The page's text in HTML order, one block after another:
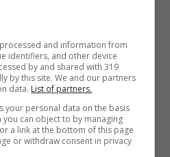
dell’entrata in
del Modulo Lunare
e la discesa verso la
Sputnik – “…questo il
si chiude idealmente
and information from
identifiers, and other device
by and shared with 319
by this site. We and our partners
data. List of partners.
your personal data on the basis
can object to by managing
a link at the bottom of this page
or withdraw consent in privacy